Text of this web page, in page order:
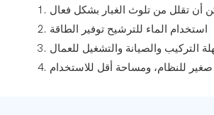
أن تقلل من تلوث الغبار بشكل فعال
2. استخدام الماء للترشيح توفير الطاقة
التركيب والصيانة والتشغيل للعمال
صغير للنظام، ومساحة أقل للاستخدام